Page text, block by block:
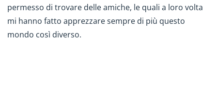
permesso di trovare delle amiche, le quali a loro volta
mi hanno fatto apprezzare sempre di più questo
mondo così diverso.